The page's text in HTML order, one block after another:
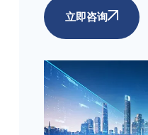
立即咨询